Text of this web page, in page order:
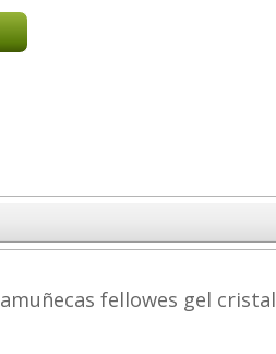
fellowes gel cristal